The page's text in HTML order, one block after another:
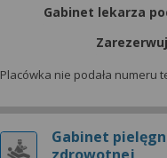
Gabinet lekarza
Placówka nie podała numeru
Gabinet
możesz też wycofać
danych tylko w
konfigurację
za pomocą
Więcej informacji na